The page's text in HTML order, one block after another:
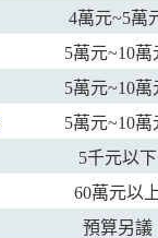
4萬元~5萬
5萬元~10萬
5萬元~10萬
5萬元~10萬
5千元以下
60萬元以上
預算另議